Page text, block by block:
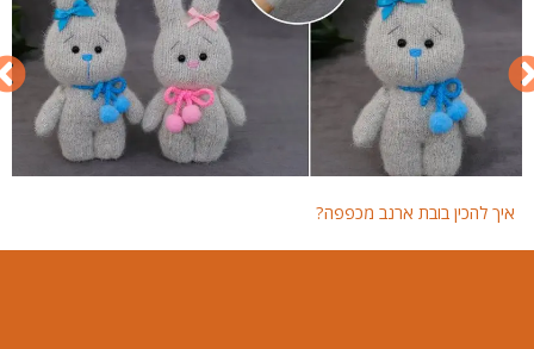
איך להכין בובת ארנב מכפפה?